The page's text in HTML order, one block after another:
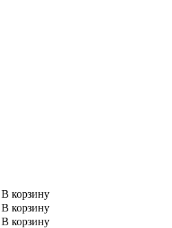
В корзину
В корзину
В корзину